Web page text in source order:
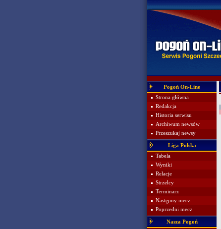
Pogoń On-Line
Strona główna
Redakcja
Historia serwisu
Archiwum newsów
Przeszukaj newsy
Liga Polska
Tabela
Wyniki
Relacje
Strzelcy
Terminarz
Następny mecz
Poprzedni mecz
Nasza Pogoń